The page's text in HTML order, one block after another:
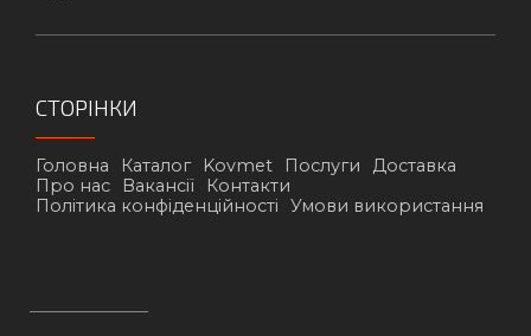
СТОРІНКИ
Головна Каталог Kovmet Послуги
Доставка
Про нас
Вакансії
Контакти
Політика конфіденційності
Умови використання